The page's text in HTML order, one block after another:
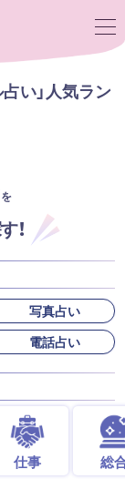
い」人気ラン
を
！
写真占い
電話占い
仕事 総